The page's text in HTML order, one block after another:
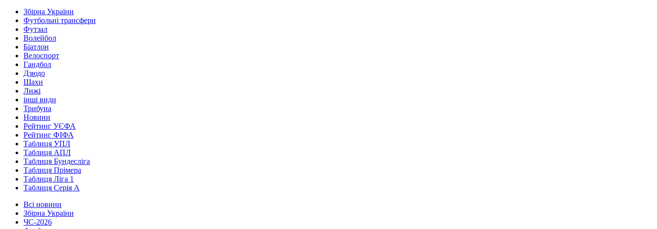
Збірна України
Футбольні трансфери
Футзал
Волейбол
Біатлон
Велоспорт
Гандбол
Дзюдо
Шахи
Лижі
інші види
Трибуна
Новини
Рейтинг УЄФА
Рейтинг ФІФА
Таблиця УПЛ
Таблиця АПЛ
Таблиця Бундесліга
Таблиця Прімера
Таблиця Ліга 1
Таблиця Серія А
Всі новини
Збірна України
ЧС-2026